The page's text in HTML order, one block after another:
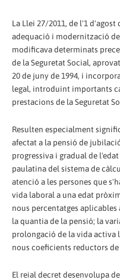
La Llei 27/2011, de l'1
adequació i modernització
modificava determinats
de la Seguretat Social,
20 de juny de 1994, i
legal, introduint importants
prestacions de la Seguretat
Resulten especialment
afectat a la pensió de
progressiva i gradual de
paulatina del sistema de
atenció a les persones que
vida laboral a una edat
nous percentatges
la quantia de la pensió; la
prolongació de la vida activa
nous coeficients reductors
El reial decret desenvolupa